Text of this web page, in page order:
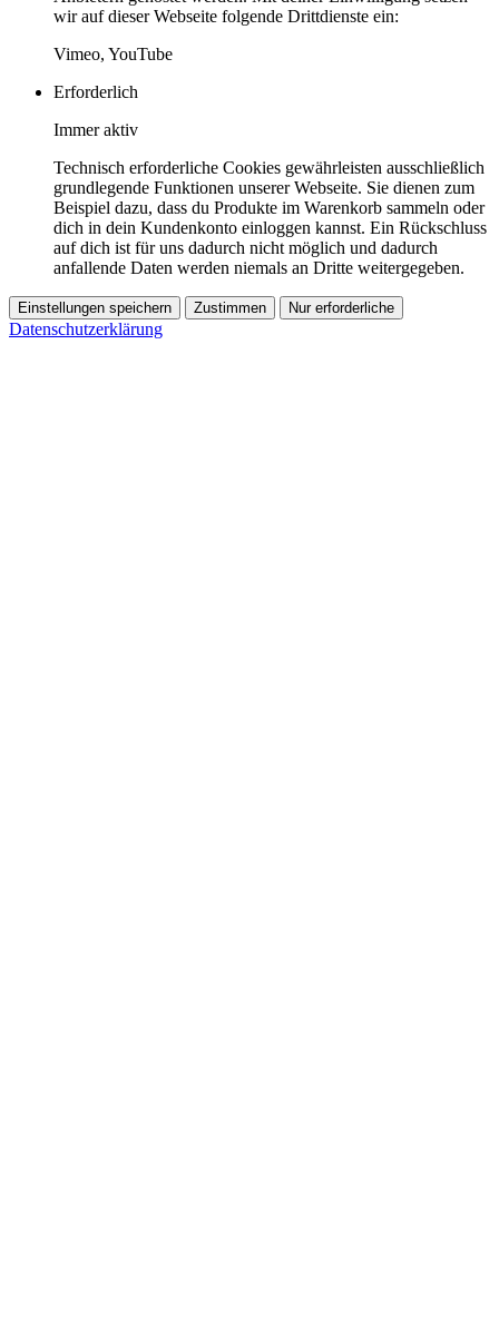
wir auf dieser Webseite folgende Drittdienste ein:
Vimeo, YouTube
Erforderlich
Immer aktiv
Technisch erforderliche Cookies gewährleisten ausschließlich
grundlegende Funktionen unserer Webseite. Sie dienen zum
Beispiel dazu, dass du Produkte im Warenkorb sammeln oder
dich in dein Kundenkonto einloggen kannst. Ein Rückschluss
auf dich ist für uns dadurch nicht möglich und dadurch
anfallende Daten werden niemals an Dritte weitergegeben.
Einstellungen speichern Zustimmen Nur erforderliche
Datenschutzerklärung